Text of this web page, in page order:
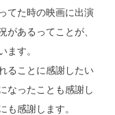
てた時の映画に出演
があるってことが、
ます。
ることに感謝したい
なったことも感謝し
も感謝します。